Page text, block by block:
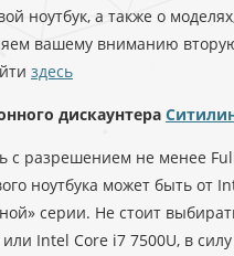
ноутбук, а также о
вашему вниманию
здесь
дискаунтера
с разрешением не менее
ноутбука может быть от
серии. Не стоит
Intel Core i7 7500U, в